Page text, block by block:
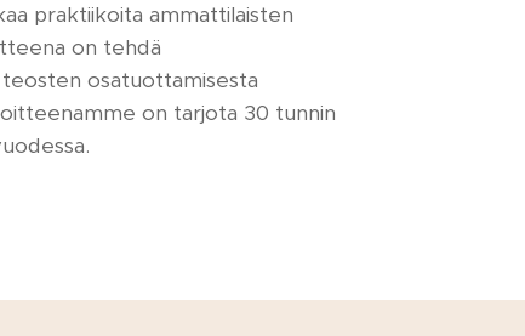
praktiikoita ammattilaisten
on tehdä
osatuottamisesta
on tarjota 30 tunnin